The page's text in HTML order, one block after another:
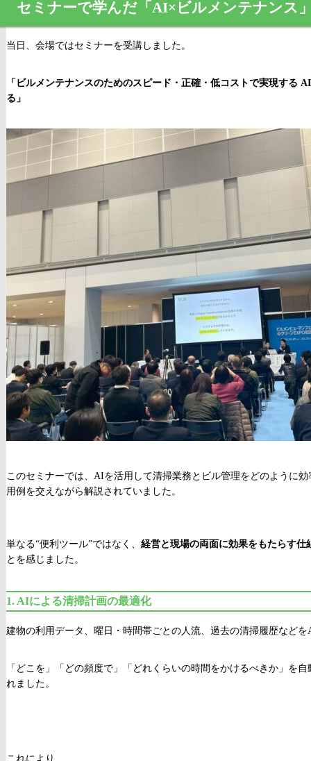
セミナーで学んだ「AI×ビルメンテナンス
当日、会場ではセミナーを受講しました。
「ビルメンテナンスのためのスピード・正確・低コストで実現する
る」
このセミナーでは、AIを活用して清掃業務とビル管理をどのように
用例を交えながら解説されていました。
単なる“便利ツール”ではなく、 経営と現場の両面に効果をもたらす仕
とを感じました。
1.AIによる清掃計画の最適化
建物の利用データ、曜日・時間帯ごとの人流、過去の清掃履歴など
「どこを」「どの頻度で」「どれくらいの時間をかけるべきか」を
れました。
これにより、